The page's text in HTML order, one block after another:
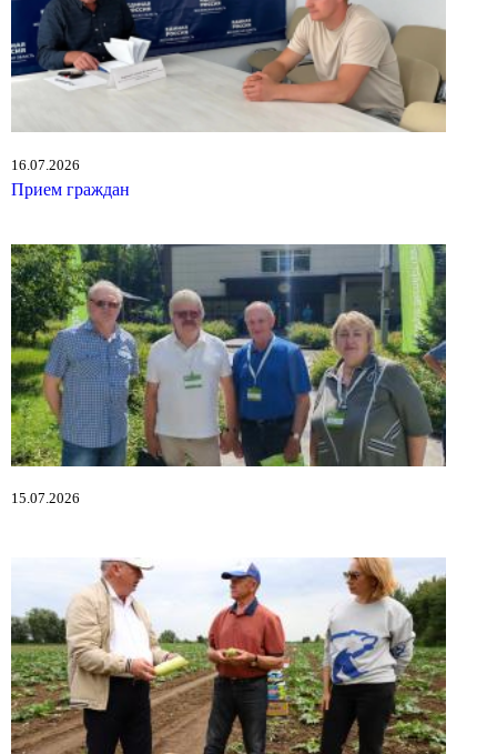
16.07.2026
Прием граждан
15.07.2026